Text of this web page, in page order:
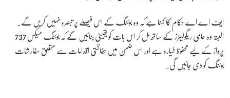
ایف اے اے حکام کا کہنا ہے کہ وہ بوئنگ کے اس فیصلے پر تبصرہ نہیں کریں گے۔
البتہ وہ عالمی ریگولیٹرز کے ساتھ مل کر اس بات کو یقینی بنائیں گے کہ بوئنگ میکس 737
پرواز کے لیے محفوظ طیارہ ہے اور اس ضمن میں حفاظتی اقدامات سے متعلق سفارشات
بوئنگ کو دی جائیں گی۔